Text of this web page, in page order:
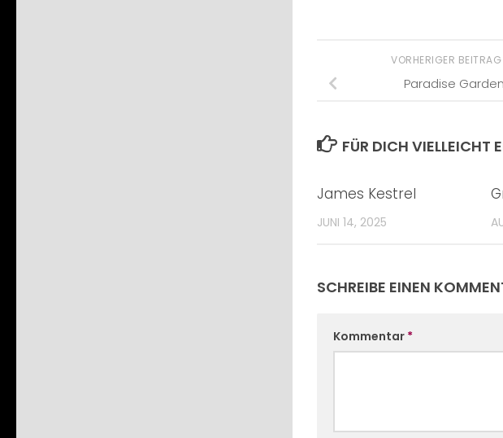
VORHERIGER BEITRAG
Paradise Garden
FÜR DICH VIELLEICHT
James Kestrel
JUNI 14, 2025
SCHREIBE EINEN
Kommentar *